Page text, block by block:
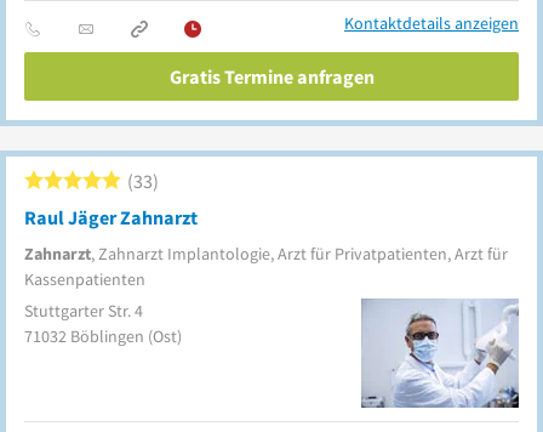
Kontaktdetails anzeigen
Gratis Termine anfragen
Raul Jäger Zahnarzt
Zahnarzt, Zahnarzt Implantologie, Arzt für Privatpatienten, Arzt für
Kassenpatienten
33
Stuttgarter Str. 4
71032 Böblingen (Ost)